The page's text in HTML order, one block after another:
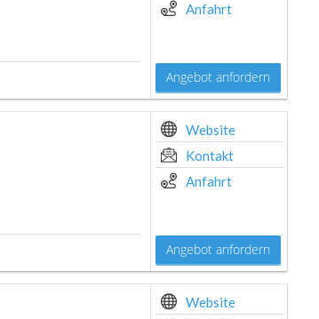
Anfahrt
Angebot anfordern
Website
Kontakt
Anfahrt
Angebot anfordern
Website